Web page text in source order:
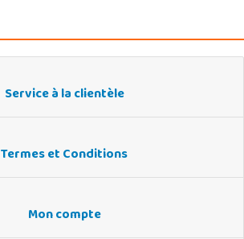
Service à la clientèle
Termes et Conditions
Mon compte